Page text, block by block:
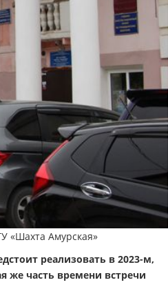
«Шахта Амурская»
реализовать в 2023-м,
же часть времени встречи